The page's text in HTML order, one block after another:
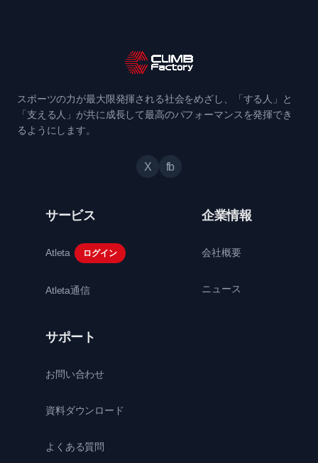
スポーツの力が最大限発揮される社会をめざし、「する人」と
「支える人」が共に成長して最高のパフォーマンスを発揮でき
るようにします。
X fb
サービス
Atleta ログイン
Atleta通信
企業情報
会社概要
ニュース
サポート
お問い合わせ
資料ダウンロード
よくある質問